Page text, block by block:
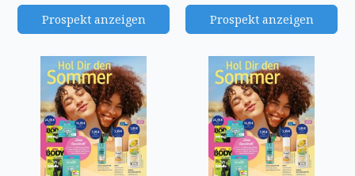
Prospekt anzeigen Prospekt anzeigen